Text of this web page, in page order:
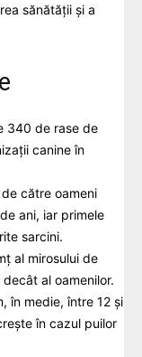
sănătății și a
340 de rase de
canine în
către oameni
ani, iar primele
sarcini.
al mirosului de
al oamenilor.
în medie, între 12 și
în cazul puilor